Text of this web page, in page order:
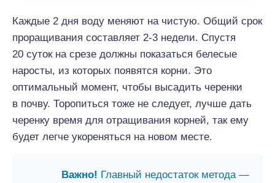
Каждые 2 дня воду меняют на чистую. Общий срок
проращивания составляет 2-3 недели. Спустя
20 суток на срезе должны показаться белесые
наросты, из которых появятся корни. Это
оптимальный момент, чтобы высадить черенки
в почву. Торопиться тоже не следует, лучше дать
черенку время для отращивания корней, так ему
будет легче укореняться на новом месте.
Важно! Главный недостаток метода —